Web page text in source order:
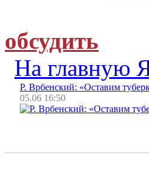
обсудить
На главную
Р. Врбенский: «Оставим
05.06 16:50